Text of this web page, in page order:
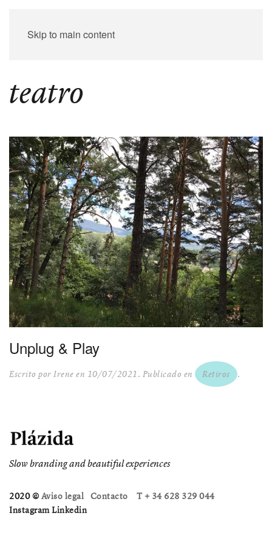
Skip to main content
teatro
Unplug & Play
Escrito por Irene en 10/07/2021 . Publicado en Retiros .
Slow branding and beautiful experiences
2020 © Aviso legal Contacto
T + 34 628 329 044
Instagram Linkedin